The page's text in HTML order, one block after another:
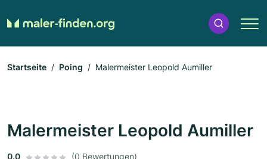
Startseite Poing Malermeister Leopold Aumiller
Malermeister Leopold Aumiller
0.0 (0 Bewertungen)